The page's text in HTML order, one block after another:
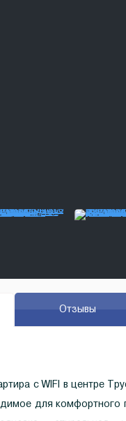
Отзывы
c WIFI в центре
для комфортного